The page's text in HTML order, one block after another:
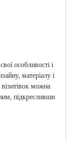
особливості і
матеріалу і
можна
підкресливши